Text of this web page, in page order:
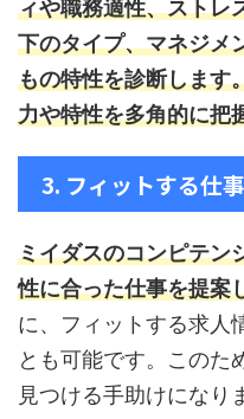
ィや職務適性、ストレ
下のタイプ、マネジメ
もの特性を診断します
力や特性を多角的に把
3. フィットする仕
ミイダスのコンピテン
性に合った仕事を提案
に、フィットする求人
とも可能です。このた
見つける手助けになり